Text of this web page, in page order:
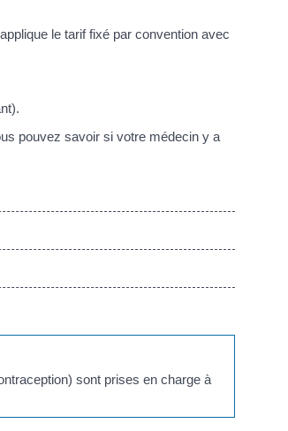
le tarif fixé par convention avec
pouvez savoir si votre médecin y a
sont prises en charge à